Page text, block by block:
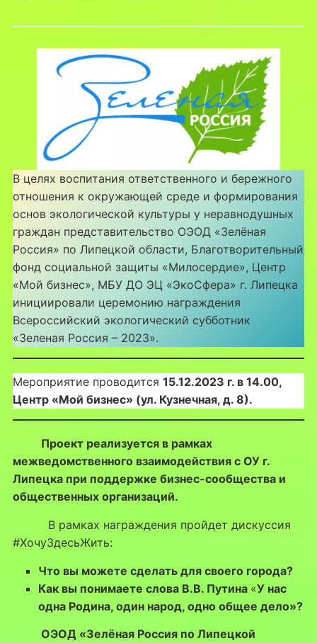
В целях воспитания ответственного и бережного
отношения к окружающей среде и формирования
основ экологической культуры у неравнодушных
граждан представительство ОЭОД «Зелёная
Россия» по Липецкой области, Благотворительный
фонд социальной защиты «Милосердие», Центр
«Мой бизнес», МБУ ДО ЭЦ «ЭкоСфера» г. Липецка
инициировали церемонию награждения
Всероссийский экологический субботник
«Зеленая Россия – 2023».
Мероприятие проводится 15.12.2023 г. в 14.00,
Центр «Мой бизнес» (ул. Кузнечная, д. 8).
Проект реализуется в рамках
межведомственного взаимодействия с ОУ г.
Липецка при поддержке бизнес-сообщества и
общественных организаций.
В рамках награждения пройдет дискуссия
#ХочуЗдесьЖить:
Что вы можете сделать для своего города?
Как вы понимаете слова В.В. Путина «У нас
одна Родина, один народ, одно общее дело»?
ОЭОД «Зелёная Россия по Липецкой